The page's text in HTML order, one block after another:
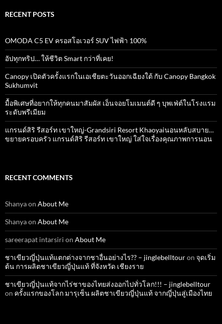
RECENT POSTS
OMODA C5 EV ครอสโอเวอร์ SUV ไฟฟ้า 100%
อัปทุกทริป… ให้ชีวิต Smart กว่าที่เคย!
Canopy เปิดตัวครั้งแรกในเอเชียตะวันออกเฉียงใต้ กับ Canopy Bangkok
Sukhumvit
มื้อพิเศษที่อยากให้ทุกคนมาสัมผัส เอ็นจอยโมเมนต์ดี ๆ บุพเฟ่ต์ในโรงแรม
ระดับพรีเมียม
แกรนด์สิริ​ รีสอร์ท​ เขาใหญ่​-Grandsiri​ Resort​ Khaoyaiนอนหลับสบาย…
ขยายครอบครัว แกรนด์สิริ รีสอร์ท เขาใหญ่ ใส่ใจเรื่องคุณภาพการนอน
RECENT COMMENTS
Shanyaon About Me
Shanyaon About Me
sareerapat intarsiri on About Me
ชาเขียวญี่ปุ่นแท้แตกต่างจากชาอื่นอย่างไร?? – jinglebelltouron จุดเริ่ม
ต้น การผลิตชาเขียวญี่ปุ่นแท้ ที่จังหวัด เชียงราย
ชาเขียวญี่ปุ่นแท้จากไร่ชาของไทยส่งออกไปทั่วโลก!!! – jinglebelltour
on ครั้งแรกของโลก มารุเซ็น ผลิตชาเขียวญี่ปุ่นแท้ จากญี่ปุ่นสู่เมืองไทย